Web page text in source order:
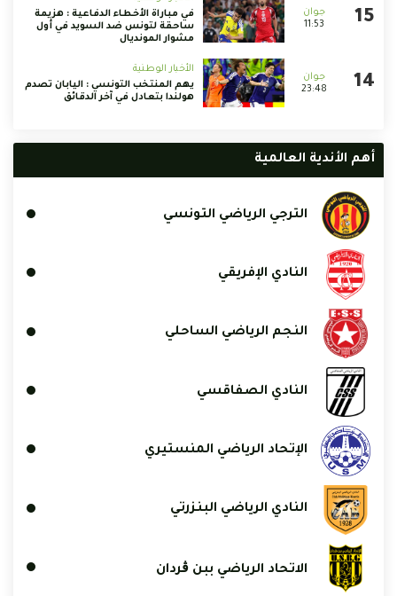
11:53
في مباراة الأخطاء الدفاعية : هزيمة
ساحقة لتونس ضد السويد في أول
مشوار المونديال
23:48
الأخبار الوطنية
يهم المنتخب التونسي : اليابان تصدم
هولندا بتعادل في آخر الدقائق
أهم الأندية العالمية
الترجي الرياضي التونسي
النادي الإفريقي
النجم الرياضي الساحلي
النادي الصفاقسي
الإتحاد الرياضي المنستيري
النادي الرياضي البنزرتي
الاتحاد الرياضي ببن ڨردان